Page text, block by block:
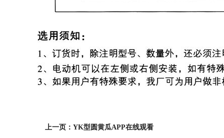
上一页：YK型圆黄瓜APP在线观看